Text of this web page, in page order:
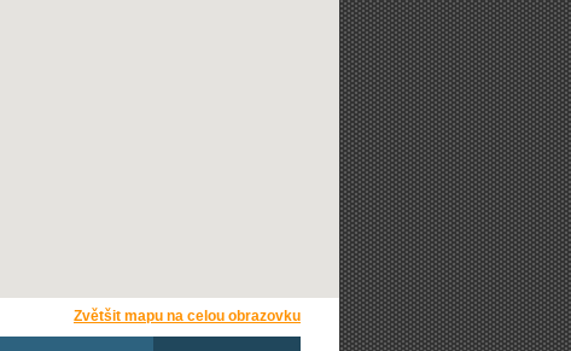
Zvětšit mapu na celou obrazovku